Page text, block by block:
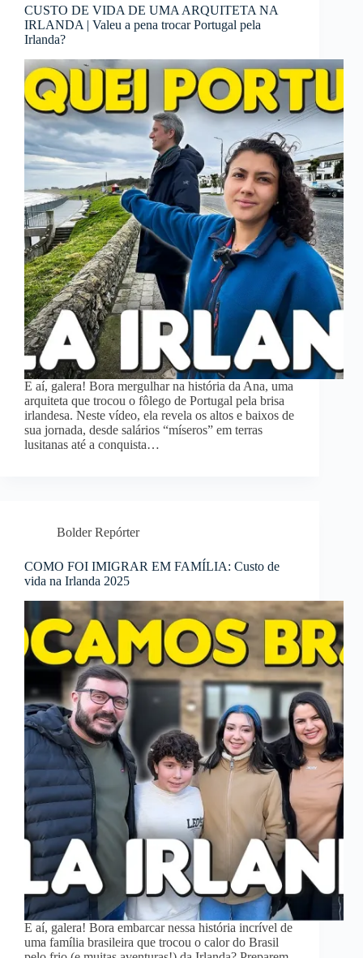
CUSTO DE VIDA DE UMA ARQUITETA NA
IRLANDA | Valeu a pena trocar Portugal pela
Irlanda?
E aí, galera! Bora mergulhar na história da Ana, uma
arquiteta que trocou o fôlego de Portugal pela brisa
irlandesa. Neste vídeo, ela revela os altos e baixos de
sua jornada, desde salários “míseros” em terras
lusitanas até a conquista…
Bolder Repórter
COMO FOI IMIGRAR EM FAMÍLIA: Custo de
vida na Irlanda 2025
E aí, galera! Bora embarcar nessa história incrível de
uma família brasileira que trocou o calor do Brasil